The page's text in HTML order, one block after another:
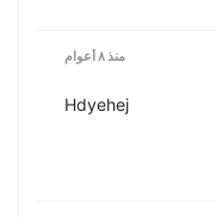
منذ ٨ أعوام
Hdyehej